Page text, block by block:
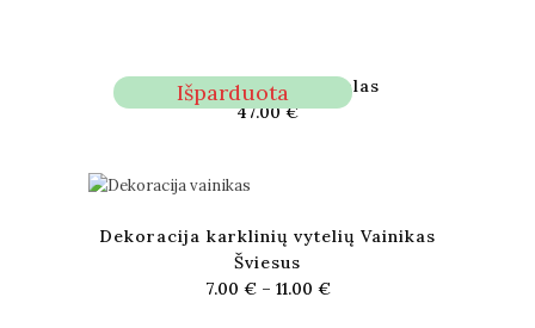
Išparduota
Dujų baliono uždangalas
47.00€
Dekoracija karklinių vytelių Vainikas
Šviesus
7.00 €– 11.00 €